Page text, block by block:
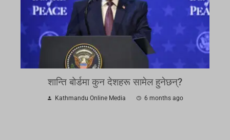
शान्ति बोर्डमा कुन देशहरू सामेल हुनेछन्?
Kathmandu Online Media 6 months ago